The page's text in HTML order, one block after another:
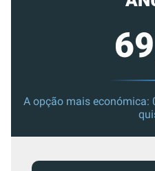
A opção mais económica: